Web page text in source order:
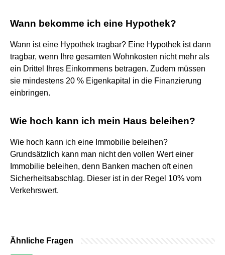
Wann bekomme ich eine Hypothek?
Wann ist eine Hypothek tragbar? Eine Hypothek ist dann
tragbar, wenn Ihre gesamten Wohnkosten nicht mehr als
ein Drittel Ihres Einkommens betragen. Zudem müssen
sie mindestens 20 % Eigenkapital in die Finanzierung
einbringen.
Wie hoch kann ich mein Haus beleihen?
Wie hoch kann ich eine Immobilie beleihen?
Grundsätzlich kann man nicht den vollen Wert einer
Immobilie beleihen, denn Banken machen oft einen
Sicherheitsabschlag. Dieser ist in der Regel 10% vom
Verkehrswert.
Ähnliche Fragen